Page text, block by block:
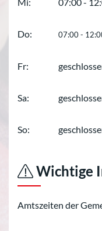
Do: 07:00 -
Fr:
Sa:
So:
Wichtige
Amtszeiten der